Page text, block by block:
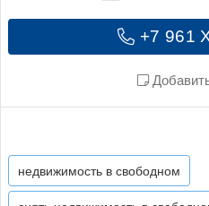
+7 961
недвижимость в свободном